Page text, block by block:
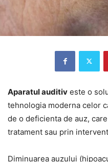
Aparatul auditiv este o
tehnologia moderna celor
de o deficienta de auz,
tratament sau prin
Diminuarea auzului